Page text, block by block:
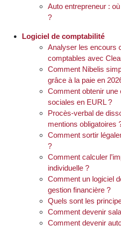
Auto entrepreneur :
?
Logiciel de comptabilité
Analyser les encours
comptables avec
Comment Nibelis
grâce à la paie en
Comment obtenir une
sociales en EURL ?
Procès-verbal de
mentions obligatoires
Comment sortir
?
Comment calculer
individuelle ?
Comment un logiciel
gestion financière ?
Quels sont les
Comment devenir
Comment devenir